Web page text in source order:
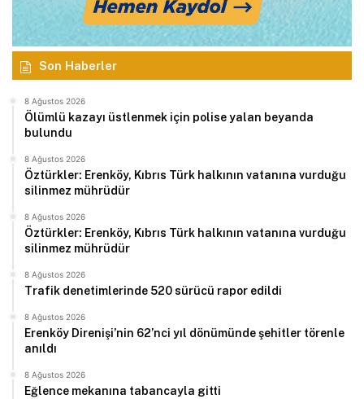
Son Haberler
8 Ağustos 2026
Ölümlü kazayı üstlenmek için polise yalan beyanda
bulundu
8 Ağustos 2026
Öztürkler: Erenköy, Kıbrıs Türk halkının vatanına vurduğu
silinmez mührüdür
8 Ağustos 2026
Öztürkler: Erenköy, Kıbrıs Türk halkının vatanına vurduğu
silinmez mührüdür
8 Ağustos 2026
Trafik denetimlerinde 520 sürücü rapor edildi
8 Ağustos 2026
Erenköy Direnişi’nin 62’nci yıl dönümünde şehitler törenle
anıldı
8 Ağustos 2026
Eğlence mekanına tabancayla gitti